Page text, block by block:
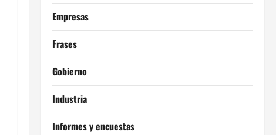
Empresas
Frases
Gobierno
Industria
Informes y encuestas